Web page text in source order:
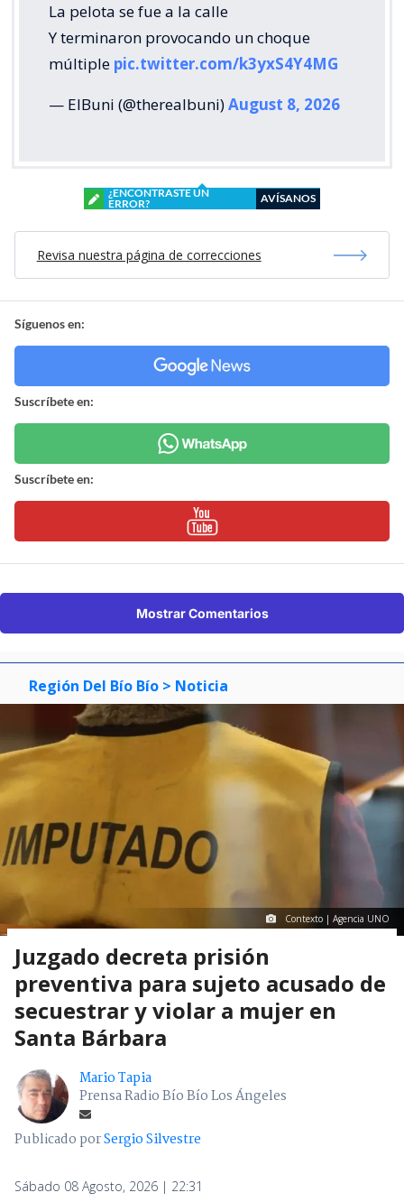
La pelota se fue a la calle
Y terminaron provocando un choque
múltiple pic.twitter.com/k3yxS4Y4MG
— ElBuni (@therealbuni)August 8, 2026
¿ENCONTRASTE UN
ERROR?
AVÍSANOS
Revisa nuestra página de correcciones
Síguenos en:
Suscríbete en:
Suscríbete en:
Mostrar Comentarios
Región Del Bío Bío > Noticia
Contexto | Agencia UNO
Juzgado decreta prisión
preventiva para sujeto acusado de
secuestrar y violar a mujer en
Santa Bárbara
Mario Tapia
Prensa Radio Bío Bío Los Ángeles
Publicado porSergio Silvestre
Sábado 08 Agosto, 2026 | 22:31